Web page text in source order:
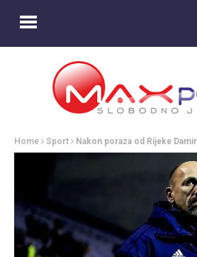
Home Sport Nakon poraza od Rijeke